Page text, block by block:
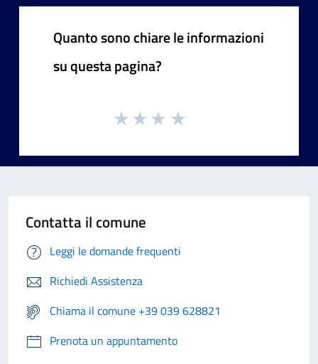
Quanto sono chiare le informazioni
su questa pagina?
Contatta il comune
Leggi le domande frequenti
Richiedi Assistenza
Chiama il comune +39 039 628821
Prenota un appuntamento